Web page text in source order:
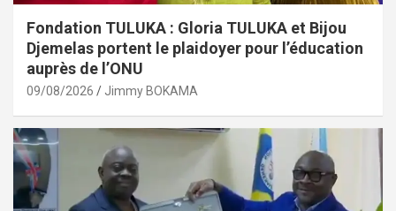
Fondation TULUKA : Gloria TULUKA et Bijou
Djemelas portent le plaidoyer pour l’éducation
auprès de l’ONU
09/08/2026 Jimmy BOKAMA